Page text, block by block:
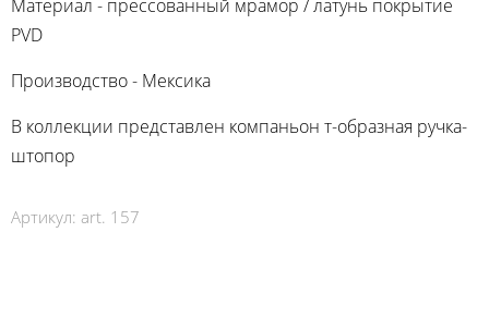
Материал - прессованный мрамор / латунь покрытие
PVD
Производство - Мексика
В коллекции представлен компаньон т-образная ручка-
штопор
Артикул: art. 157